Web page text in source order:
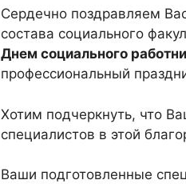
Сердечно поздравляем
состава социального
Днем социального
профессиональный
Хотим подчеркнуть, что
специалистов в этой
Ваши подготовленные